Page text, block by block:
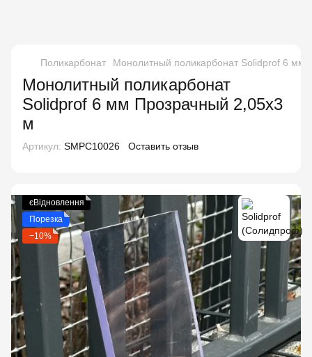
Поликарбонат Монолитный поликарбонат Solidprof 6 мм
Монолитный поликарбонат
Solidprof 6 мм Прозрачный 2,05x3
м
Артикул: SMPC10026 Оставить отзыв
єВідновлення
Порезка
−10%